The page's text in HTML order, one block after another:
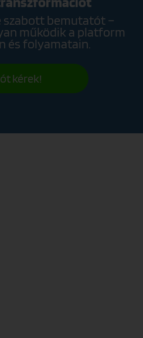
szabott bemutatót –
működik a platform
és folyamatain.
kérek!